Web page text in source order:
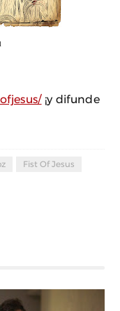
¡y difunde
Fist Of Jesus